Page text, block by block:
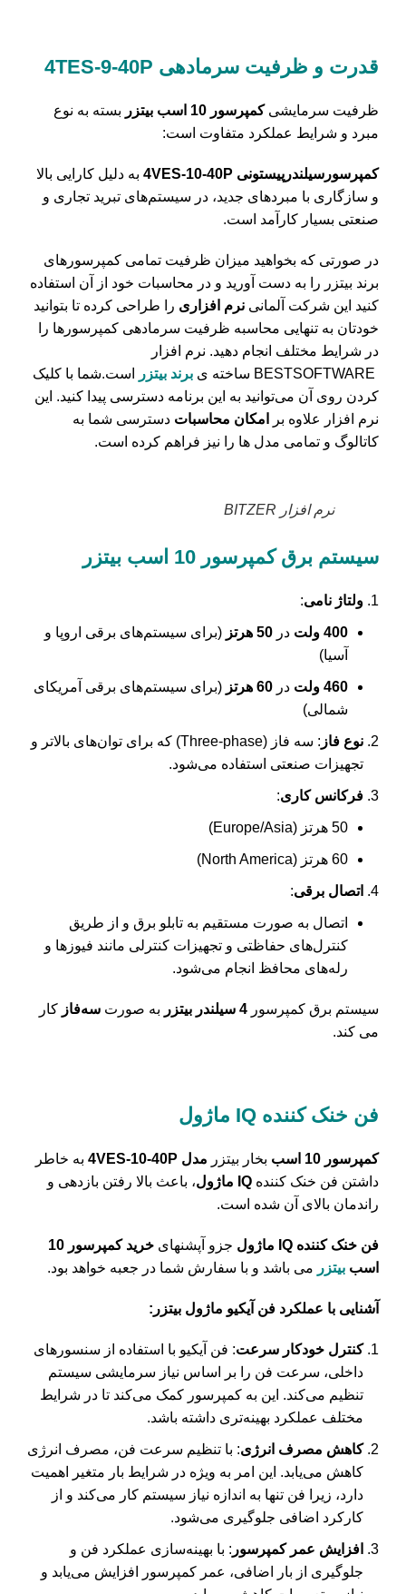
قدرت و ظرفیت سرمادهی 4TES-9-40P
ظرفیت سرمایشیکمپرسور 10 اسب بیتزر
بسته به نوع
مبرد و شرایط عملکرد متفاوت است:
کمپرسور‌سیلندر‌پیستونی 4VES-10-40P
به دلیل کارایی بالا
و سازگاری با مبردهای جدید، در سیستم‌های تبرید تجاری و
صنعتی بسیار کارآمد است.
در صورتی که بخواهید میزان ظرفیت تمامی کمپرسورهای
برند بیتزر را به دست آورید و در محاسبات خود از آن استفاده
کنید این شرکت آلمانی نرم افزاری را طراحی کرده تا بتوانید
خودتان به تنهایی محاسبه ظرفیت سرمادهی کمپرسورها را
در شرایط مختلف انجام دهید. نرم افزار
برند بیتزر
است.شما با کلیک
کردن روی آن می‌توانید به این برنامه دسترسی پیدا کنید. این
نرم افزار علاوه بر
امکان محاسبات دسترسی شما به
کاتالوگ و تمامی مدل ها را نیز فراهم کرده است.
نرم افزار BITZER
سیستم برق کمپرسور 10 اسب بیتزر
ولتاژ نامی:
400 ولت در 50 هرتز
(برای سیستم‌های برقی اروپا و
آسیا)
460 ولت در 60 هرتز
(برای سیستم‌های برقی آمریکای
شمالی)
نوع فاز
: سه فاز (Three-phase) که برای توان‌های بالاتر و
تجهیزات صنعتی استفاده می‌شود.
فرکانس کاری:
50 هرتز (Europe/Asia)
60 هرتز (North America)
اتصال برقی:
اتصال به صورت مستقیم به تابلو برق و از طریق
کنترل‌های حفاظتی و تجهیزات کنترلی مانند فیوزها و
رله‌های محافظ انجام می‌شود.
سیستم برق کمپرسور 4 سیلندر بیتزر به صورت سه‌فاز کار
می کند.
فن خنک کننده IQ ماژول
کمپرسور 10 اسب بخار بیتزر مدل 4VES-10-40P
به خاطر
داشتن فن خنک کننده IQ ماژول
، باعث بالا رفتن بازدهی و
راندمان بالای آن شده است.
فن خنک کننده IQ ماژول جزو آپشنهای
خرید کمپرسور 10
اسب بیتزر می باشد و با سفارش شما در جعبه خواهد بود.
آشنایی با عملکرد فن آیکیو ماژول بیتزر:
کنترل خودکار سرعت: فن آیکیو با استفاده از سنسورهای
داخلی، سرعت فن را بر اساس نیاز سرمایشی سیستم
تنظیم می‌کند. این به کمپرسور کمک می‌کند تا در شرایط
مختلف عملکرد بهینه‌تری داشته باشد.
کاهش مصرف انرژی: با تنظیم سرعت فن، مصرف انرژی
کاهش می‌یابد. این امر به ویژه در شرایط بار متغیر اهمیت
دارد، زیرا فن تنها به اندازه نیاز سیستم کار می‌کند و از
کارکرد اضافی جلوگیری می‌شود.
افزایش عمر کمپرسور : با بهینه‌سازی عملکرد فن و
جلوگیری از بار اضافی، عمر کمپرسور افزایش می‌یابد و